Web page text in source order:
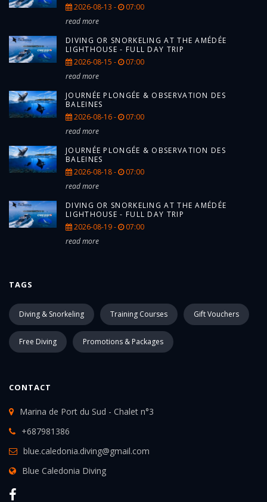
2026-08-13 -
07:00
read more
DIVING OR SNORKELING AT THE AMÉDÉE
LIGHTHOUSE - FULL DAY TRIP
2026-08-15 -
07:00
read more
JOURNÉE PLONGÉE & OBSERVATION DES
BALEINES
2026-08-16 -
07:00
read more
JOURNÉE PLONGÉE & OBSERVATION DES
BALEINES
2026-08-18 -
07:00
read more
DIVING OR SNORKELING AT THE AMÉDÉE
LIGHTHOUSE - FULL DAY TRIP
2026-08-19 -
07:00
read more
TAGS
Diving & Snorkeling Training Courses Gift Vouchers
Free Diving Promotions & Packages
CONTACT
Marina de Port du Sud - Chalet n°3
+687981386
blue.caledonia.diving@gmail.com
Blue Caledonia Diving